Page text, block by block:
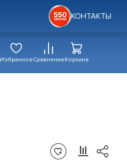
КОНТАКТЫ
ИзбранноеСравнениеКорзина